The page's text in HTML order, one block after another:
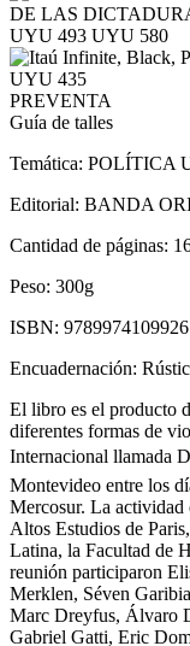
UYU 493 UYU 580
UYU 435
PREVENTA
Guía de talles
Temática: POLÍTICA
Editorial: BANDA
Cantidad de páginas:
Peso: 300g
ISBN: 9789974109926
Encuadernación:
El libro es el producto
diferentes formas de
Internacional llamada
Montevideo entre los
Mercosur. La actividad
Altos Estudios de
Latina, la Facultad de
reunión participaron
Merklen, Séven
Marc Dreyfus, Álvaro
Gabriel Gatti, Eric